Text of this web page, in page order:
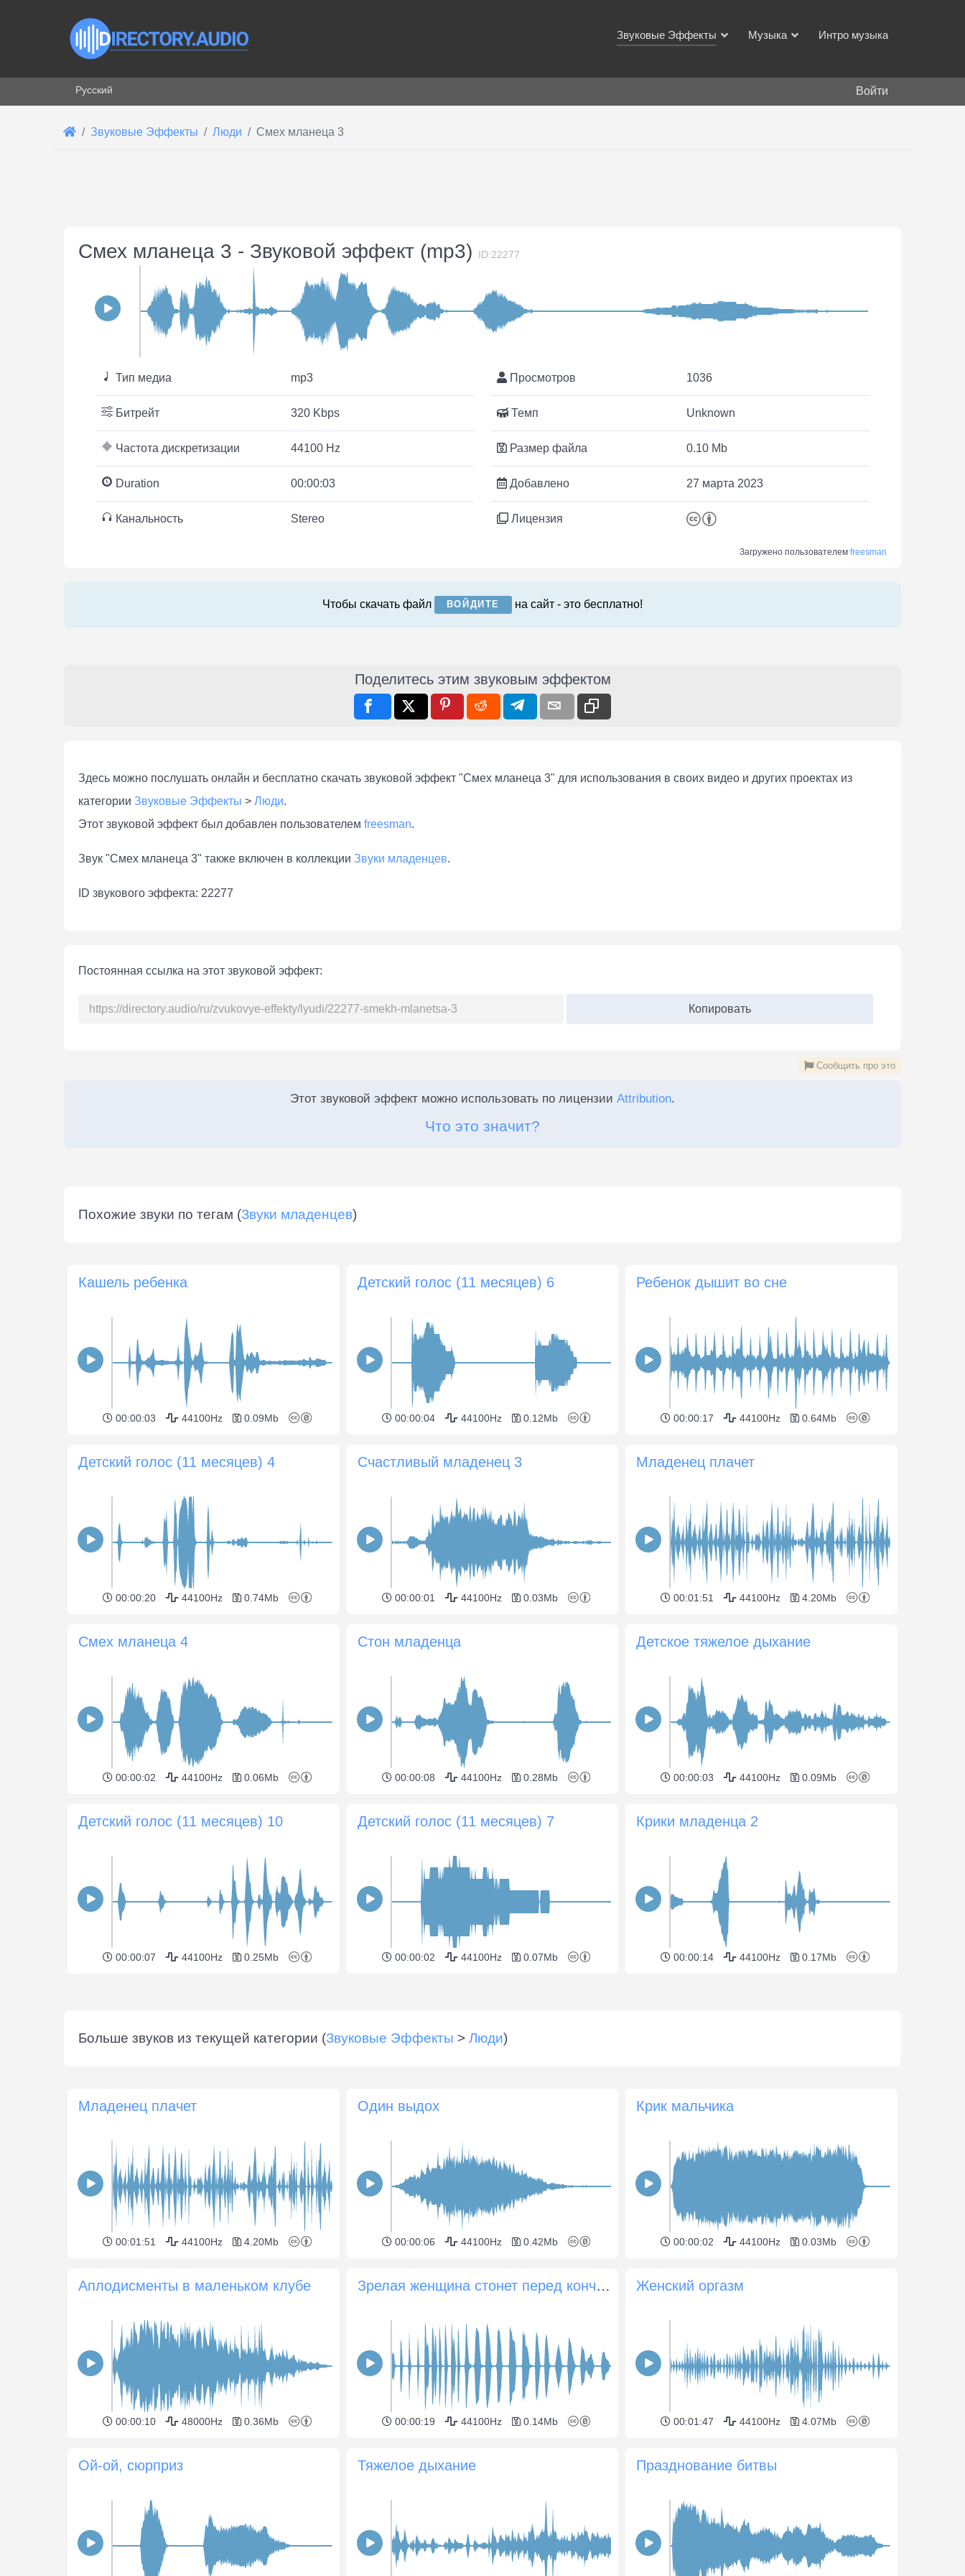
Звуковые Эффекты Музыка Интро музыка
Выберите язык
Русский Войти
Звуковые Эффекты Люди Смех мланеца 3
Смех мланеца 3 - Звуковой эффект (mp3) ID:22277
Тип медиа mp3
Битрейт 320 Kbps
Частота дискретизации 44100 Hz
Duration 00:00:03
Канальность Stereo
Просмотров 1036
Темп Unknown
Размер файла 0.10 Mb
Добавлено 27 марта 2023
Лицензия
Загружено пользователем freesman
Чтобы скачать файл ВОЙДИТЕ на сайт - это бесплатно!
Поделитесь этим звуковым эффектом
Здесь можно послушать онлaйн и бесплатно скачать звуковой эффект "Смех мланеца 3" для использования в своих видео и других проектах из
категории Звуковые Эффекты > Люди.
Этот звуковой эффект был добавлен пользователем freesman.
Звук "Смех мланеца 3" также включен в коллекции Звуки младенцев.
ID звукового эффекта: 22277
Постоянная ссылка на этот звуковой эффект:
Копировать
Сообщить про это
Этот звуковой эффект можно использовать по лицензии Attribution.
Что это значит?
Похожие звуки по тегам (Звуки младенцев)
Кашель ребенка
00:00:03 44100Hz 0.09Mb
Детский голос (11 месяцев) 6
00:00:04 44100Hz 0.12Mb
Ребенок дышит во сне
00:00:17 44100Hz 0.64Mb
Детский голос (11 месяцев) 4
00:00:20 44100Hz 0.74Mb
Счастливый младенец 3
00:00:01 44100Hz 0.03Mb
Младенец плачет
00:01:51 44100Hz 4.20Mb
Смех мланеца 4
00:00:02 44100Hz 0.06Mb
Стон младенца
00:00:08 44100Hz 0.28Mb
Детское тяжелое дыхание
00:00:03 44100Hz 0.09Mb
Детский голос (11 месяцев) 10
00:00:07 44100Hz 0.25Mb
Детский голос (11 месяцев) 7
00:00:02 44100Hz 0.07Mb
Крики младенца 2
00:00:14 44100Hz 0.17Mb
Больше звуков из текущей категории (Звуковые Эффекты > Люди)
Младенец плачет
00:01:51 44100Hz 4.20Mb
Один выдох
00:00:06 44100Hz 0.42Mb
Крик мальчика
00:00:02 44100Hz 0.03Mb
Аплодисменты в маленьком клубе
00:00:10 48000Hz 0.36Mb
Зрелая женщина стонет перед кончанием
00:00:19 44100Hz 0.14Mb
Женский оргазм
00:01:47 44100Hz 4.07Mb
Ой-ой, сюрприз Тяжелое дыхание Празднование битвы